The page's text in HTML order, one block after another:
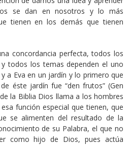
se dan en nosotros y lo más
tienen en los demás que tienen
concordancia perfecta, todos los
todos los temas dependen el uno
a Eva en un jardín y lo primero que
éste jardín fue “den frutos” (Gen
la Biblia Dios llama a los hombres
función especial que tienen, que
se alimenten del resultado de la
de su Palabra, el que no
como hijo de Dios, pues actúa